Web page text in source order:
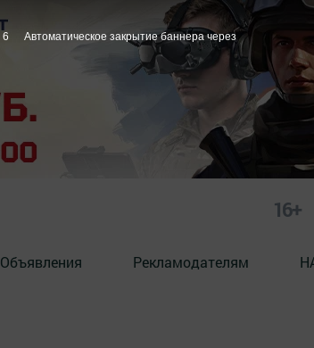
16+
Объявления Рекламодателям
5 Автоматическое закрытие баннера через